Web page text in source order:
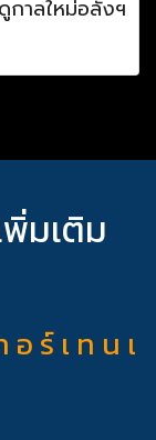
าลใหม่อลังฯ
มเติม
ร์ เ ท น เ